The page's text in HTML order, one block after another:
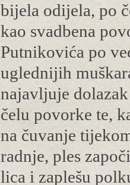
bijela odijela, po
kao svadbena
Putnikovića po
uglednijih
najavljuje
čelu povorke te,
na čuvanje
radnje, ples
lica i zaplešu